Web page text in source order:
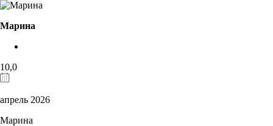
Марина
10,0
апрель 2026
Марина